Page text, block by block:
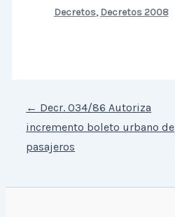
Decretos, Decretos 2008
← Decr. 034/86 Autoriza
incremento boleto urbano de
pasajeros